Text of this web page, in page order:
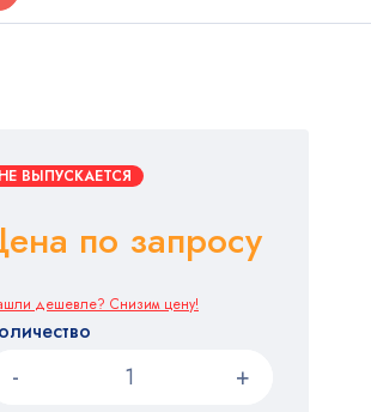
НЕ ВЫПУСКАЕТСЯ
по запросу
дешевле? Снизим цену!